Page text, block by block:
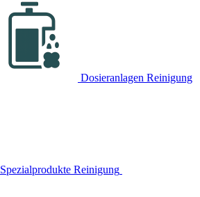
Dosieranlagen Reinigung
Spezialprodukte Reinigung